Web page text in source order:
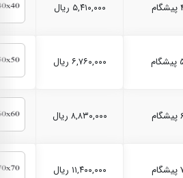
۵,۴۱۰,۰۰۰ ریال
۶,۷۶۰,۰۰۰ ریال
۸,۸۳۰,۰۰۰ ریال
۱۱,۴۰۰,۰۰۰ ریال